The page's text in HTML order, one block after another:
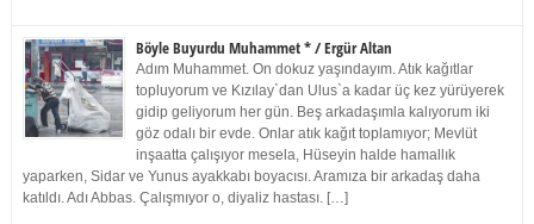
Böyle Buyurdu Muhammet * / Ergür Altan
Adım Muhammet. On dokuz yaşındayım. Atık kağıtlar
topluyorum ve Kızılay`dan Ulus`a kadar üç kez yürüyerek
gidip geliyorum her gün. Beş arkadaşımla kalıyorum iki
göz odalı bir evde. Onlar atık kağıt toplamıyor; Mevlüt
inşaatta çalışıyor mesela, Hüseyin halde hamallık
yaparken, Sidar ve Yunus ayakkabı boyacısı. Aramıza bir arkadaş daha
katıldı. Adı Abbas. Çalışmıyor o, diyaliz hastası. […]